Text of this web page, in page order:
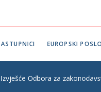
EUROPSKI
Izvješće Odbora za